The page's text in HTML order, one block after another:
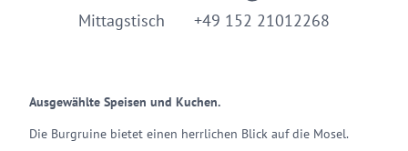
Mittagstisch +49 152 21012268
Ausgewählte Speisen und Kuchen.
Die Burgruine bietet einen herrlichen Blick auf die Mosel.